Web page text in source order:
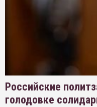
Российские
голодовке